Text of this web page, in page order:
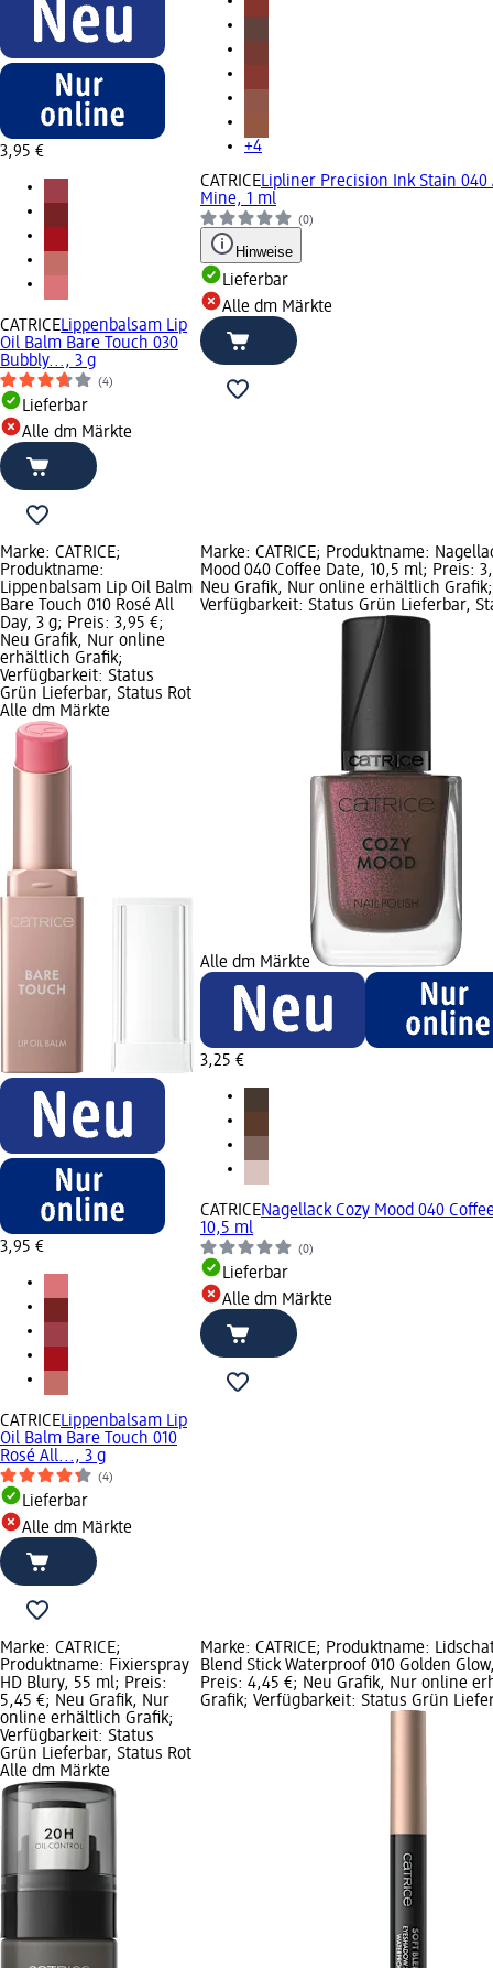
3,95 €
CATRICELippenbalsam Lip
Oil Balm Bare Touch 030
Bubbly..., 3 g
(4)
Lieferbar
Alle dm Märkte
+4
CATRICELipliner Precision Ink Stain 040
Mine, 1 ml
(0)
Hinweise
Lieferbar
Alle dm Märkte
Marke: CATRICE;
Produktname:
Lippenbalsam Lip Oil Balm
Bare Touch 010 Rosé All
Day, 3 g; Preis: 3,95 €;
Neu Grafik, Nur online
erhältlich Grafik;
Verfügbarkeit: Status
Grün Lieferbar, Status Rot
Alle dm Märkte
3,95 €
CATRICELippenbalsam Lip
Oil Balm Bare Touch 010
Rosé All..., 3 g
(4)
Lieferbar
Alle dm Märkte
Marke: CATRICE; Produktname:
Mood 040 Coffee Date, 10,5 ml; Preis:
Neu Grafik, Nur online erhältlich Grafik;
Verfügbarkeit: Status Grün Lieferbar,
Alle dm Märkte
3,25 €
CATRICENagellack Cozy Mood 040
10,5 ml
(0)
Lieferbar
Alle dm Märkte
Marke: CATRICE;
Produktname: Fixierspray
HD Blury, 55 ml; Preis:
5,45 €; Neu Grafik, Nur
online erhältlich Grafik;
Verfügbarkeit: Status
Grün Lieferbar, Status Rot
Alle dm Märkte
Marke: CATRICE; Produktname:
Blend Stick Waterproof 010 Golden
Preis: 4,45 €; Neu Grafik, Nur online
Grafik; Verfügbarkeit: Status Grün